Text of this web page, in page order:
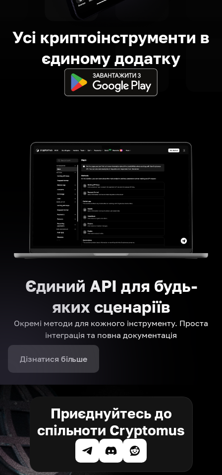
Усі криптоінструменти в
єдиному додатку
Єдиний API для будь-
яких сценаріїв
Окремі методи для кожного інструменту. Проста
інтеграція та повна документація
Дізнатися більше
Приєднуйтесь до
спільноти Cryptomus